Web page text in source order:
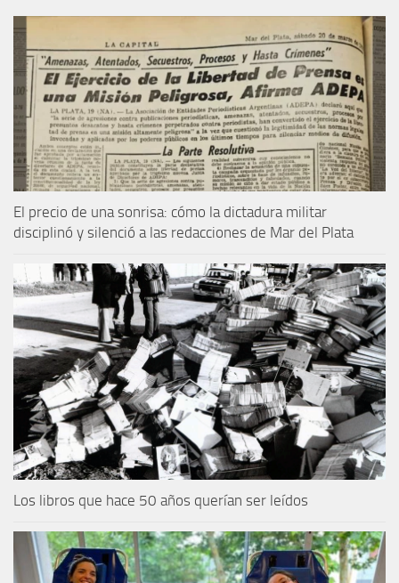
El precio de una sonrisa: cómo la dictadura militar
disciplinó y silenció a las redacciones de Mar del Plata
Los libros que hace 50 años querían ser leídos